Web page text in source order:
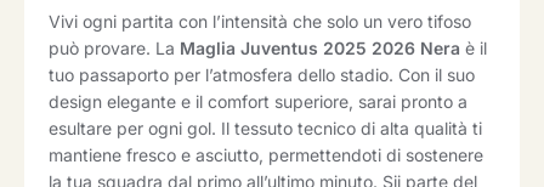
Vivi ogni partita con l’intensità che solo un vero tifoso
può provare. La Maglia Juventus 2025 2026 Nera è il
tuo passaporto per l’atmosfera dello stadio. Con il suo
design elegante e il comfort superiore, sarai pronto a
esultare per ogni gol. Il tessuto tecnico di alta qualità ti
mantiene fresco e asciutto, permettendoti di sostenere
la tua squadra dal primo all’ultimo minuto. Sii parte del